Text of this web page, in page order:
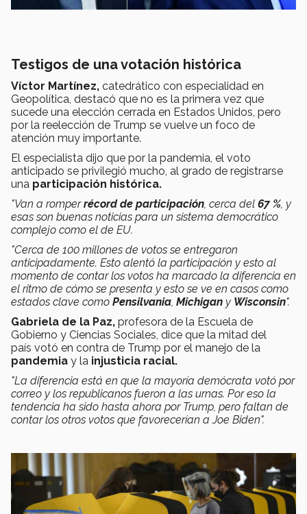
Testigos de una votación histórica
Víctor Martínez, catedrático con especialidad en
Geopolítica, destacó que no es la primera vez que
sucede una elección cerrada en Estados Unidos, pero
por la reelección de Trump se vuelve un foco de
atención muy importante.
El especialista dijo que por la pandemia, el voto
anticipado se privilegió mucho, al grado de registrarse
una participación histórica.
"Van a romperrécord de participación, cerca del 67 %, y
esas son buenas noticias para un sistema democrático
complejo como el de EU.
"Cerca de 100 millones de votos se entregaron
anticipadamente. Esto alentó la participación y esto al
momento de contar los votos ha marcado la diferencia en
el ritmo de cómo se presenta y esto se ve en casos como
estados clave como Pensilvania, Michigan y Wisconsin".
Gabriela de la Paz, profesora de la Escuela de
Gobierno y Ciencias Sociales, dice que la mitad del
país votó en contra de Trump por el manejo de la
pandemia y la injusticia racial.
"La diferencia está en que la mayoría demócrata votó por
correo y los republicanos fueron a las urnas. Por eso la
tendencia ha sido hasta ahora por Trump, pero faltan de
contar los otros votos que favorecerían a Joe Biden".